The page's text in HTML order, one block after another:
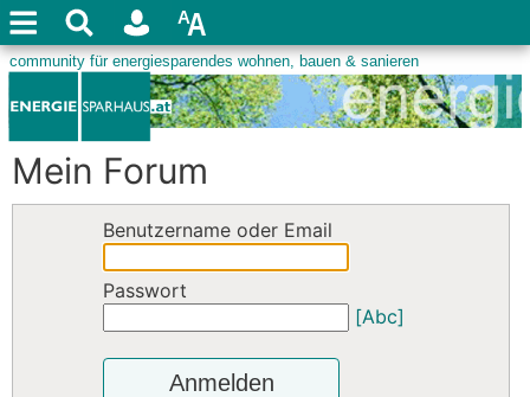
Mein Forum
Benutzername oder Email
Passwort
[Abc]
Anmelden